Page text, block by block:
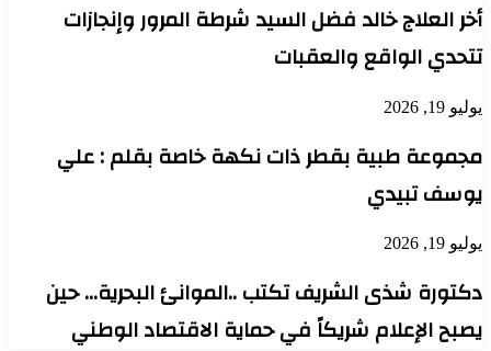
أخر العلاج خالد فضل السيد شرطة المرور وإنجازات
تتحدي الواقع والعقبات
يوليو 19, 2026
مجموعة طبية بقطر ذات نكهة خاصة بقلم : علي
يوسف تبيدي
يوليو 19, 2026
دكتورة شذى الشريف تكتب ..الموانئ البحرية… حين
يصبح الإعلام شريكاً في حماية الاقتصاد الوطني